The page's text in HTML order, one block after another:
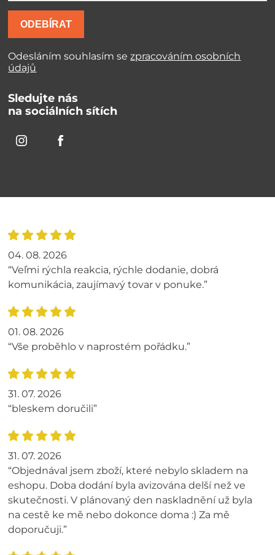
ODEBÍRAT
Odesláním souhlasím sezpracováním osobních
údajů
Sledujte nás
na sociálních sítích
04. 08. 2026
“Veľmi rýchla reakcia, rýchle dodanie, dobrá
komunikácia, zaujímavý tovar v ponuke.”
01. 08. 2026
“Vše proběhlo v naprostém pořádku.”
31. 07. 2026
“bleskem doručili”
31. 07. 2026
“Objednával jsem zboží, které nebylo skladem na
eshopu. Doba dodání byla avizována delší než ve
skutečnosti. V plánovaný den naskladnění už byla
na cestě ke mě nebo dokonce doma :) Za mě
doporučuji.”